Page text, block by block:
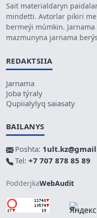
Sait materialdaryn
mindetti. Avtorlar pikiri
bermeýi múmkin.
mazmunyna jarnama
REDAKTSIIA
Jarnama
Joba týraly
Qupiialylyq saiasaty
BAILANYS
Poshta:
Tel: +7 707 878 85 89
PodderjkaWebAudit